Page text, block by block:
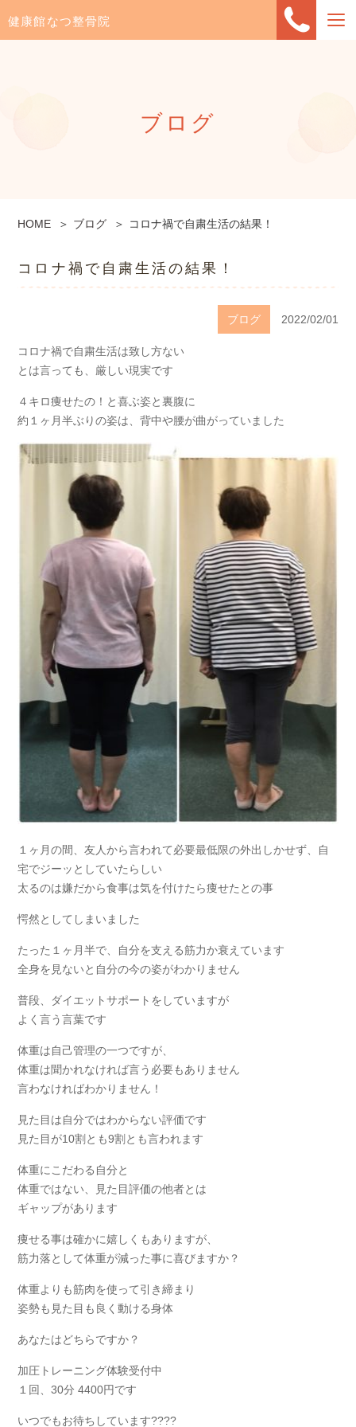
健康館なつ整骨院
ブログ
HOME ブログ コロナ禍で自粛生活の結果！
コロナ禍で自粛生活の結果！
ブログ 2022/02/01
コロナ禍で自粛生活は致し方ない
とは言っても、厳しい現実です
４キロ痩せたの！と喜ぶ姿と裏腹に
約１ヶ月半ぶりの姿は、背中や腰が曲がっていました
１ヶ月の間、友人から言われて必要最低限の外出しかせず、自
宅でジーッとしていたらしい
太るのは嫌だから食事は気を付けたら痩せたとの事
愕然としてしまいました
たった１ヶ月半で、自分を支える筋力か衰えています
全身を見ないと自分の今の姿がわかりません
普段、ダイエットサポートをしていますが
よく言う言葉です
体重は自己管理の一つですが、
体重は聞かれなければ言う必要もありません
言わなければわかりません！
見た目は自分ではわからない評価です
見た目が10割とも9割とも言われます
体重にこだわる自分と
体重ではない、見た目評価の他者とは
ギャップがあります
痩せる事は確かに嬉しくもありますが、
筋力落として体重が減った事に喜びますか？
体重よりも筋肉を使って引き締まり
姿勢も見た目も良く動ける身体
あなたはどちらですか？
加圧トレーニング体験受付中
１回、30分 4400円です
いつでもお待ちしています????